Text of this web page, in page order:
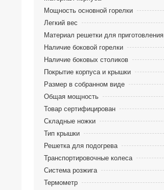
Мощность основной горелки
Легкий вес
Материал решетки для приготовления
Наличие боковой горелки
Наличие боковых столиков
Покрытие корпуса и крышки
Размер в собранном виде
Общая мощность
Товар сертифицирован
Складные ножки
Тип крышки
Решетка для подогрева
Транспортировочные колеса
Система розжига
Термометр